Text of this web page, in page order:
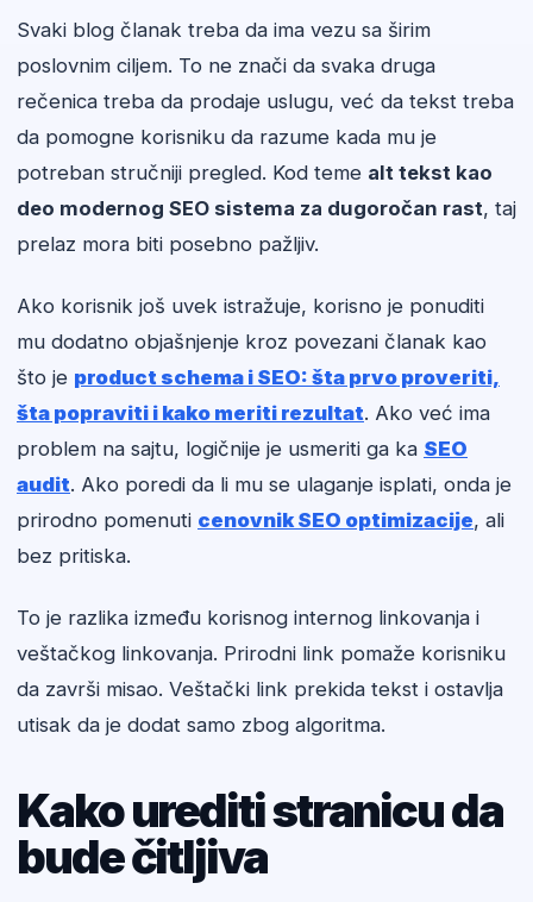
Svaki blog članak treba da ima vezu sa širim
poslovnim ciljem. To ne znači da svaka druga
rečenica treba da prodaje uslugu, već da tekst treba
da pomogne korisniku da razume kada mu je
potreban stručniji pregled. Kod teme alt tekst kao
deo modernog SEO sistema za dugoročan rast, taj
prelaz mora biti posebno pažljiv.
Ako korisnik još uvek istražuje, korisno je ponuditi
mu dodatno objašnjenje kroz povezani članak kao
što je product schema i SEO: šta prvo proveriti,
šta popraviti i kako meriti rezultat. Ako već ima
problem na sajtu, logičnije je usmeriti ga ka SEO
audit. Ako poredi da li mu se ulaganje isplati, onda je
prirodno pomenuti cenovnik SEO optimizacije, ali
bez pritiska.
To je razlika između korisnog internog linkovanja i
veštačkog linkovanja. Prirodni link pomaže korisniku
da završi misao. Veštački link prekida tekst i ostavlja
utisak da je dodat samo zbog algoritma.
Kako urediti stranicu da
bude čitljiva